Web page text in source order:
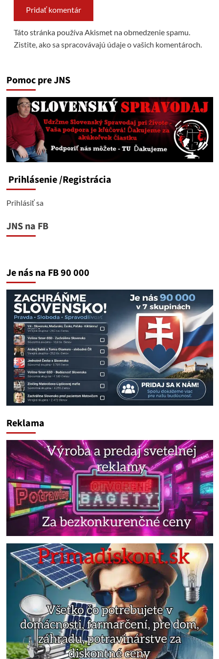
Táto stránka používa Akismet na obmedzenie spamu.
Zistite, ako sa spracovávajú údaje o vašich komentároch.
Pomoc pre JNS
Prihlásenie/Registrácia
Prihlásiť sa
JNS na FB
Je nás na FB 90 000
Reklama